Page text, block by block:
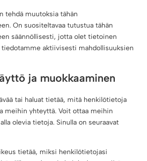
tehdä muutoksia tähän
On suositeltavaa tutustua tähän
säännöllisesti, jotta olet tietoinen
tiedotamme aktiivisesti mahdollisuuksien
ja muokkaaminen
tai haluat tietää, mitä henkilötietoja
meihin yhteyttä. Voit ottaa meihin
olevia tietoja. Sinulla on seuraavat
tietää, miksi henkilötietojasi